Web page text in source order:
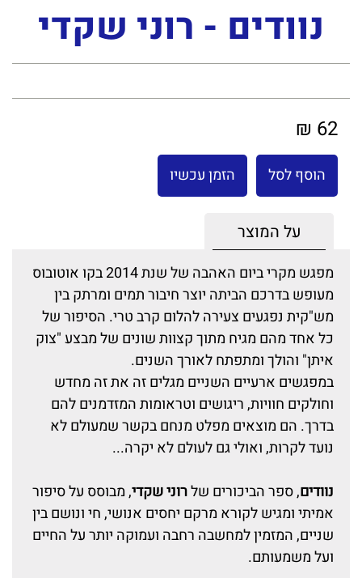
נוודים - רוני שקדי
62 ₪
הוסף לסל הזמן עכשיו
על המוצר
מפגש מקרי ביום האהבה של שנת 2014 בקו אוטובוס
מעופש בדרכם הביתה יוצר חיבור תמים ומרתק בין
מש"קית נפגעים צעירה להלום קרב טרי. הסיפור של
כל אחד מהם מגיח מתוך קצוות שונים של מבצע "צוק
איתן" והולך ומתפתח לאורך השנים.
במפגשים ארעיים השניים מגלים זה את זה מחדש
וחולקים חוויות, ריגושים וטראומות המזדמנים להם
בדרך. הם מוצאים מפלט מנחם בקשר שמעולם לא
נועד לקרות, ואולי גם לעולם לא יקרה...
נוודים, ספר הביכורים שלרוני שקדי, מבוסס על סיפור
אמיתי ומגיש לקורא מרקם יחסים אנושי, חי ונושם בין
שניים, המזמין למחשבה רחבה ועמוקה יותר על החיים
ועל משמעותם.